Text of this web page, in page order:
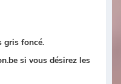
gris foncé.
si vous désirez les